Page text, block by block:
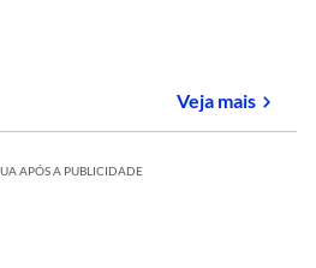
Veja maissobre
APÓS A PUBLICIDADE